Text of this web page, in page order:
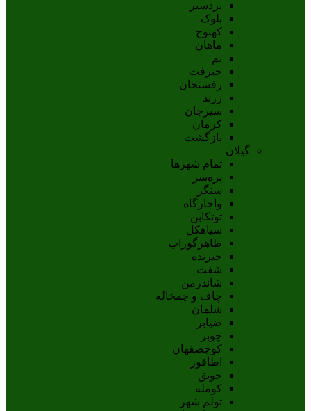
بردسیر
بلوک
کهنوج
ماهان
بم
جيرفت
رفسنجان
زرند
سيرجان
کرمان
بازگشت
گیلان
تمام شهر‌ها
پره‌سر
سنگر
واجارگاه
توتکابن
سیاهکل
طاهرگوراب
جیرنده
شفت
شاندرمن
چاف و چمخاله
شلمان
ضیابر
چوبر
کوچصفهان
اطاقور
حویق
کومله
تولم شهر